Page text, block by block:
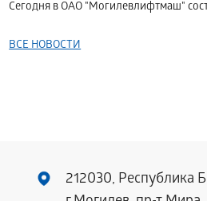
Сегодня в ОАО "Могилевлифтмаш"
ВСЕ НОВОСТИ
212030, Республика